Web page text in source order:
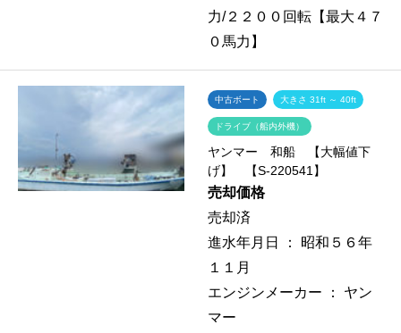
力/２２００回転【最大４７
０馬力】
中古ボート 大きさ 31ft ～ 40ft
ドライブ（船内外機）
ヤンマー 和船 【大幅値下
げ】 【S-220541】
売却価格
売却済
進水年月日 ： 昭和５６年
１１月
エンジンメーカー ： ヤン
マー